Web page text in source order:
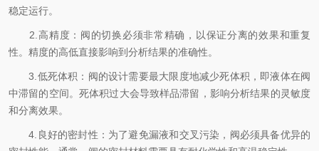
稳定运行。
2.高精度：阀的切换必须非常精确，以保证分离的效果和重复
性。精度的高低直接影响到分析结果的准确性。
3.低死体积：阀的设计需要最大限度地减少死体积，即液体在阀
中滞留的空间。死体积过大会导致样品滞留，影响分析结果的灵敏度
和分离效果。
4.良好的密封性：为了避免漏液和交叉污染，阀必须具备优异的